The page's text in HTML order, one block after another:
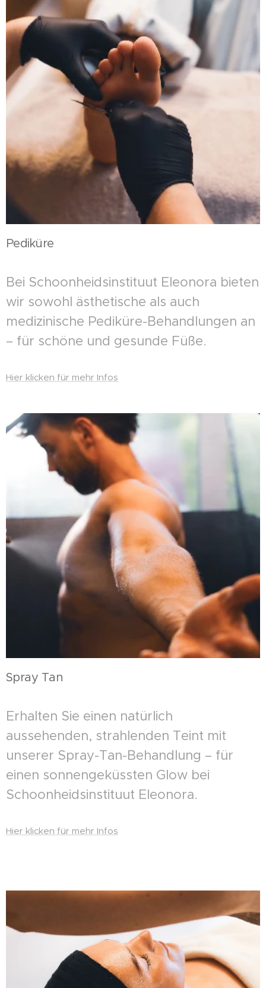
Pediküre
Bei Schoonheidsinstituut Eleonora bieten
wir sowohl ästhetische als auch
medizinische Pediküre-Behandlungen an
– für schöne und gesunde Füße.
Hier klicken für mehr Infos
Spray Tan
Erhalten Sie einen natürlich
aussehenden, strahlenden Teint mit
unserer Spray-Tan-Behandlung – für
einen sonnengeküssten Glow bei
Schoonheidsinstituut Eleonora.
Hier klicken für mehr Infos